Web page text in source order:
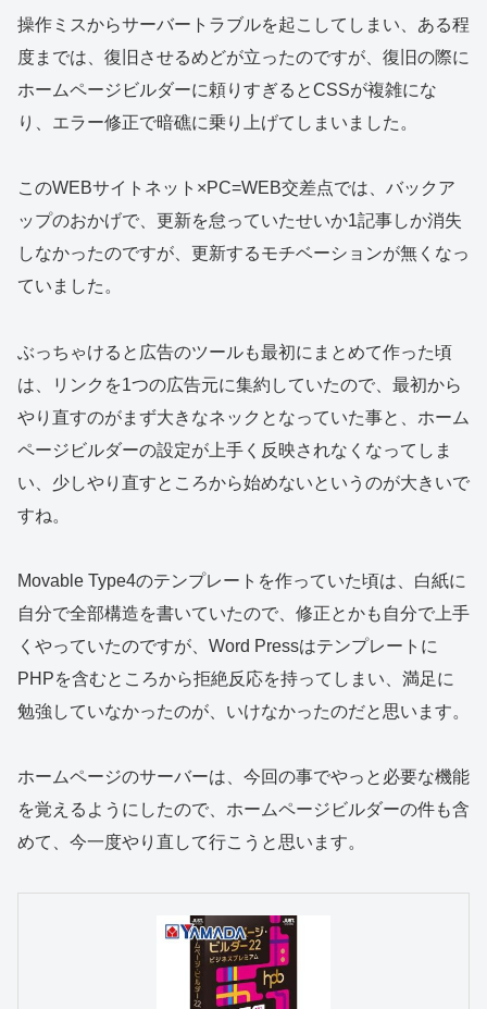
操作ミスからサーバートラブルを起こしてしまい、ある程
度までは、復旧させるめどが立ったのですが、復旧の際に
ホームページビルダーに頼りすぎるとCSSが複雑にな
り、エラー修正で暗礁に乗り上げてしまいました。
このWEBサイトネット×PC=WEB交差点では、バックア
ップのおかげで、更新を怠っていたせいか1記事しか消失
しなかったのですが、更新するモチベーションが無くなっ
ていました。
ぶっちゃけると広告のツールも最初にまとめて作った頃
は、リンクを1つの広告元に集約していたので、最初から
やり直すのがまず大きなネックとなっていた事と、ホーム
ページビルダーの設定が上手く反映されなくなってしま
い、少しやり直すところから始めないというのが大きいで
すね。
Movable Type4のテンプレートを作っていた頃は、白紙に
自分で全部構造を書いていたので、修正とかも自分で上手
くやっていたのですが、Word Pressはテンプレートに
PHPを含むところから拒絶反応を持ってしまい、満足に
勉強していなかったのが、いけなかったのだと思います。
ホームページのサーバーは、今回の事でやっと必要な機能
を覚えるようにしたので、ホームページビルダーの件も含
めて、今一度やり直して行こうと思います。